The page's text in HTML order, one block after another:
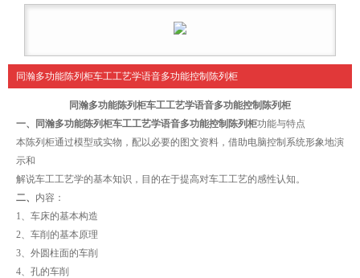
同瀚多功能陈列柜车工工艺学语音多功能控制陈列柜
同瀚多功能陈列柜车工工艺学语音多功能控制陈列柜
一、同瀚多功能陈列柜车工工艺学语音多功能控制陈列柜功能与特点
本陈列柜通过模型或实物，配以必要的图文资料，借助电脑控制系统形象地演
示和
解说车工工艺学的基本知识，目的在于提高对车工工艺的感性认知。
二、 内容：
1、车床的基本构造
2、车削的基本原理
3、外圆柱面的车削
4、孔的车削